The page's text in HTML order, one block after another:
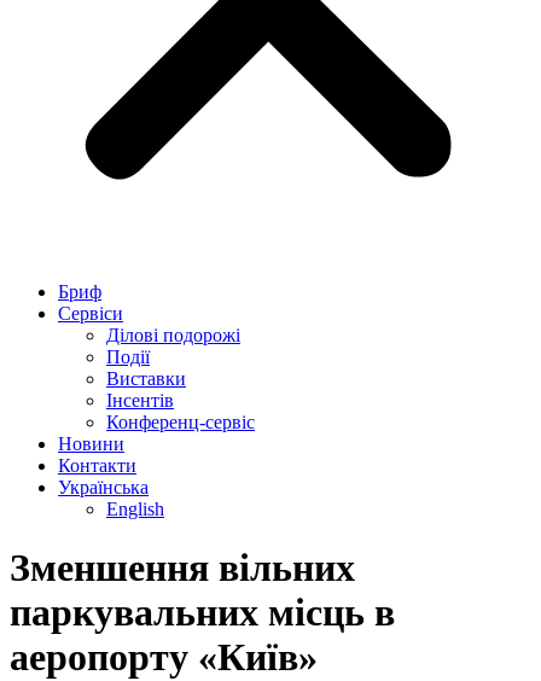
Бриф
Сервіси
Ділові подорожі
Події
Виставки
Інсентів
Конференц-сервіс
Новини
Контакти
Українська
English
Зменшення вільних
паркувальних місць в
аеропорту «Київ»